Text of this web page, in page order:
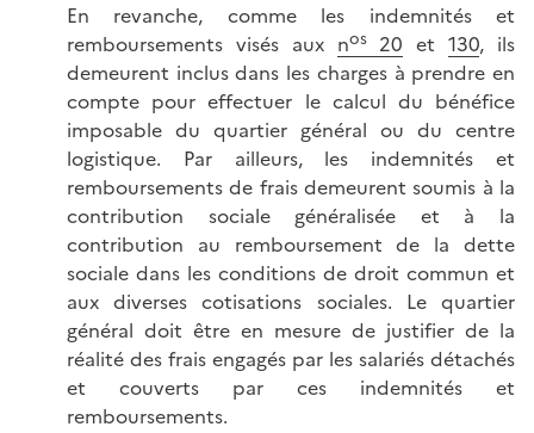
En revanche, comme les indemnités et
remboursements visés aux nos20 et130, ils
demeurent inclus dans les charges à prendre en
compte pour effectuer le calcul du bénéfice
imposable du quartier général ou du centre
logistique. Par ailleurs, les indemnités et
remboursements de frais demeurent soumis à la
contribution sociale généralisée et à la
contribution au remboursement de la dette
sociale dans les conditions de droit commun et
aux diverses cotisations sociales. Le quartier
général doit être en mesure de justifier de la
réalité des frais engagés par les salariés détachés
et couverts par ces indemnités et
remboursements.